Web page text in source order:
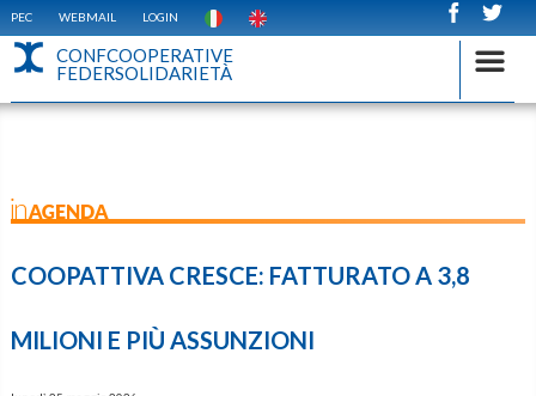
PEC WEBMAIL LOGIN
CONFCOOPERATIVE
FEDERSOLIDARIETÀ
inAGENDA
COOPATTIVA CRESCE: FATTURATO A 3,8
MILIONI E PIÙ ASSUNZIONI